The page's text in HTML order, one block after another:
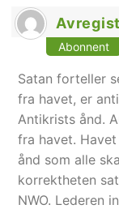
Abonnent
Satan forteller
fra havet, er
Antikrists ånd.
fra havet.
ånd som alle
korrektheten
NWO. Lederen